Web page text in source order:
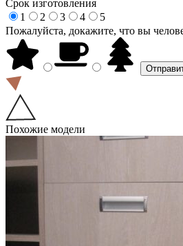
Срок изготовления
1
2 3 4
5
Пожалуйста, докажите, что вы
Похожие модели